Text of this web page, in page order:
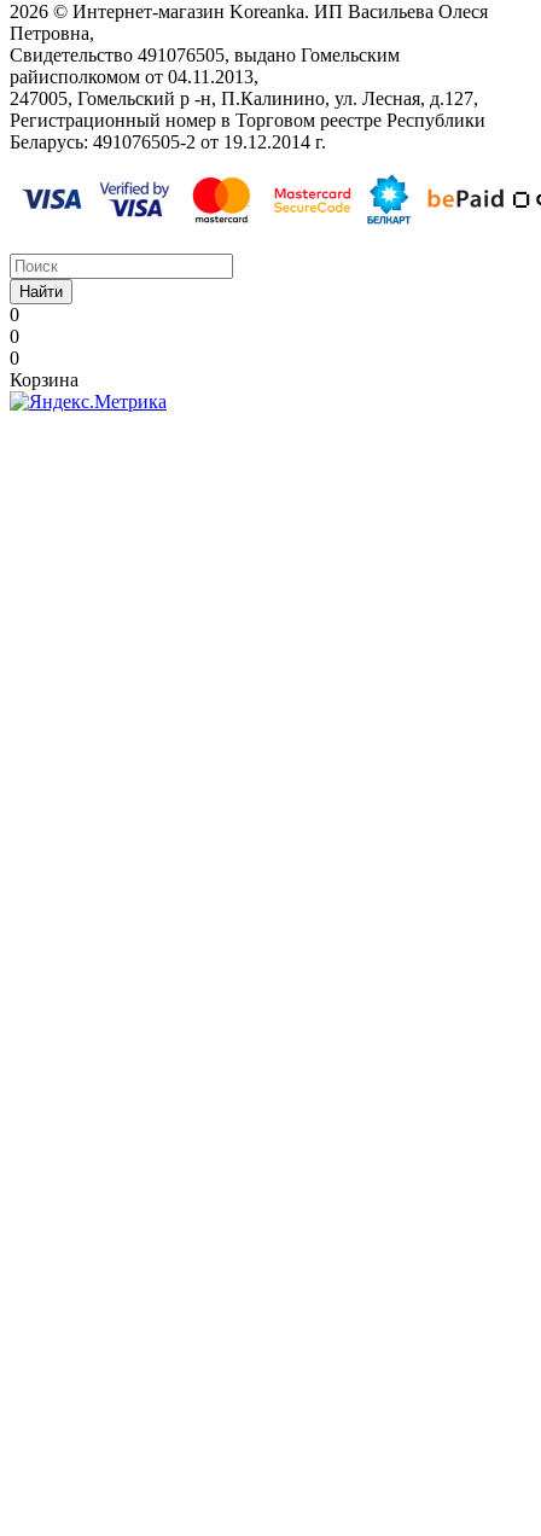
2026 © Интернет-магазин Koreanka. ИП Васильева Олеся
Петровна,
Свидетельство ‎491076505, выдано Гомельским
райисполкомом от 04.11.2013,
247005, Гомельский р -н, П.Калинино, ул. Лесная, д.127,
Регистрационный номер в Торговом реестре Республики
Беларусь: ‎491076505-2 от 19.12.2014 г.
Найти
0
0
0
Корзина